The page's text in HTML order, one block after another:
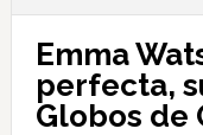
Emma
perfecta,
Globos de